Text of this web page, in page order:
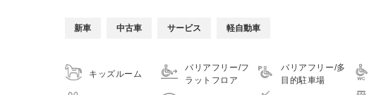
新車 中古車 サービス 軽自動車
キッズルーム
バリアフリー/フ
ラットフロア
バリアフリー/多
目的駐車場